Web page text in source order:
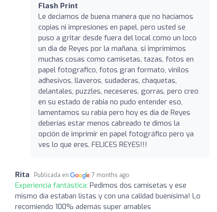
Flash Print
Le deciamos de buena manera que no hacíamos
copias ni impresiones en papel, pero usted se
puso a gritar desde fuera del local como un loco
un dia de Reyes por la mañana, si imprimimos
muchas cosas como camisetas, tazas, fotos en
papel fotografico, fotos gran formato, vinilos
adhesivos, llaveros, sudaderas, chaquetas,
delantales, puzzles, neceseres, gorras, pero creo
en su estado de rabia no pudo entender eso,
lamentamos su rabia pero hoy es día de Reyes
deberías estar menos cabreado te dimos la
opción de imprimir en papel fotográfico pero ya
ves lo que eres. FELICES REYES!!!
Rita Publicada en 7 months ago
Experiencia fantástica: Pedimos dos camisetas y ese
mismo día estaban listas y con una calidad buenísima! Lo
recomiendo 100% además super amables